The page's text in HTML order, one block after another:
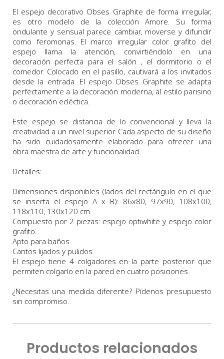
El espejo decorativo Obses Graphite de forma irregular,
es otro modelo de la colección Amore. Su forma
ondulante y sensual parece cambiar, moverse y difundir
como feromonas. El marco irregular color grafito del
espejo llama la atención, convirtiéndolo en una
decoración perfecta para el salón , el dormitorio o el
comedor. Colocado en el pasillo, cautivará a los invitados
desde la entrada. El espejo Obses Graphite se adapta
perfectamente a la decoración moderna, al estilo parisino
o decoración ecléctica.
Este espejo se distancia de lo convencional y lleva la
creatividad a un nivel superior. Cada aspecto de su diseño
ha sido cuidadosamente elaborado para ofrecer una
obra maestra de arte y funcionalidad.
Detalles:
Dimensiones disponibles (lados del rectángulo en el que
se inserta el espejo A x B): 86x80, 97x90, 108x100,
118x110, 130x120 cm.
Compuesto por 2 piezas: espejo optiwhite y espejo color
grafito.
Apto para baños.
Cantos lijados y pulidos.
El espejo tiene 4 colgadores en la parte posterior que
permiten colgarlo en la pared en cuatro posiciones.
¿Necesitas una medida diferente? Pídenos presupuesto
sin compromiso.
Productos relacionados